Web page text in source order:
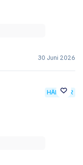
30 Juni 2026
HÄNDLER